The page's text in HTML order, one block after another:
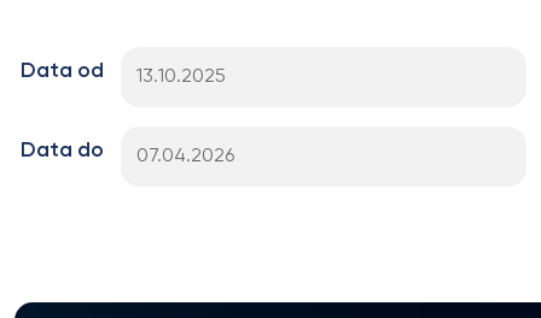
Data od
Data do